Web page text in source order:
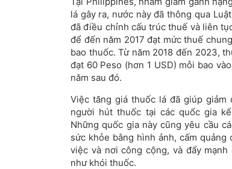
lá gây ra, nước này đã thông qua
đã điều chỉnh cấu trúc thuế và liên
để đến năm 2017 đạt mức thuế
bao thuốc. Từ năm 2018 đến 2023,
đạt 60 Peso (hơn 1 USD) mỗi bao
năm sau đó.
Việc tăng giá thuốc lá đã giúp
người hút thuốc tại các quốc gia
Những quốc gia này cũng yêu cầu
sức khỏe bằng hình ảnh, cấm
việc và nơi công cộng, và đẩy
như khói thuốc.